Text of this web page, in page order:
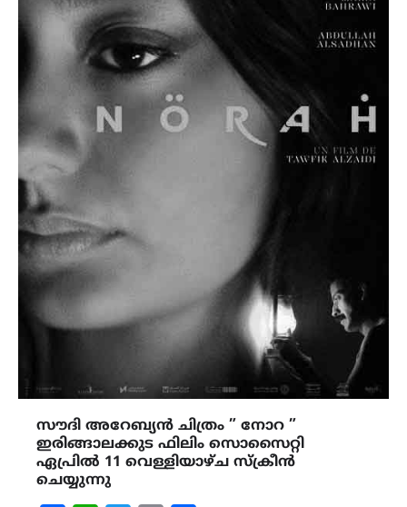
സൗദി അറേബ്യൻ ചിത്രം ” നോറ ”
ഇരിങ്ങാലക്കുട ഫിലിം സൊസൈറ്റി
ഏപ്രിൽ 11 വെള്ളിയാഴ്ച സ്ക്രീൻ
ചെയ്യുന്നു